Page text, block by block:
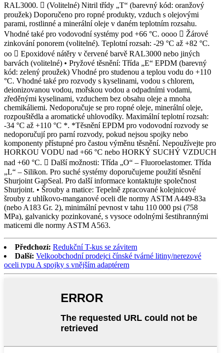
RAL3000.  (Volitelné) Nitril třídy „T“ (barevný kód: oranžový
proužek) Doporučeno pro ropné produkty, vzduch s olejovými
parami, rostlinné a minerální oleje v daném teplotním rozsahu.
Vhodné také pro vodovodní systémy pod +66 °C. oooo  Žárové
zinkování ponorem (volitelné). Teplotní rozsah: -29 °C až +82 °C.
oo  Epoxidové nátěry v červené barvě RAL3000 nebo jiných
barvách (volitelné) • Pryžové těsnění: Třída „E“ EPDM (barevný
kód: zelený proužek) Vhodné pro studenou a teplou vodu do +110
°C. Vhodné také pro rozvody s kyselinami, vodou s chlorem,
deionizovanou vodou, mořskou vodou a odpadními vodami,
zředěnými kyselinami, vzduchem bez obsahu oleje a mnoha
chemikáliemi. Nedoporučuje se pro ropné oleje, minerální oleje,
rozpouštědla a aromatické uhlovodíky. Maximální teplotní rozsah:
-34 °C až +110 °C *. *Těsnění EPDM pro vodovodní rozvody se
nedoporučují pro parní rozvody, pokud nejsou spojky nebo
komponenty přístupné pro častou výměnu těsnění. Nepoužívejte pro
HORKOU VODU nad +66 °C nebo HORKÝ SUCHÝ VZDUCH
nad +60 °C.  Další možnosti: Třída „O“ – Fluoroelastomer. Třída
„L“ – Silikon. Pro suché systémy doporučujeme použití těsnění
Shurjoint GapSeal. Pro další informace kontaktujte společnost
Shurjoint. • Šrouby a matice: Tepelně zpracované kolejnicové
šrouby z uhlíkovo-manganové oceli dle normy ASTM A449-83a
(nebo A183 Gr. 2), minimální pevnost v tahu 110 000 psi (758
MPa), galvanicky pozinkované, s vysoce odolnými šestihrannými
maticemi dle normy ASTM A563.
Předchozí: Redukční T-kus se závitem
Další: Velkoobchodní prodejci čínské tvárné litiny/nerezové
oceli typu A spojky s vnějším adaptérem